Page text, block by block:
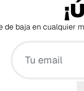
de baja en cualquier